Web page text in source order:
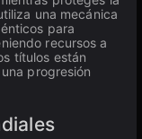
una mecánica
para
recursos a
títulos están
progresión